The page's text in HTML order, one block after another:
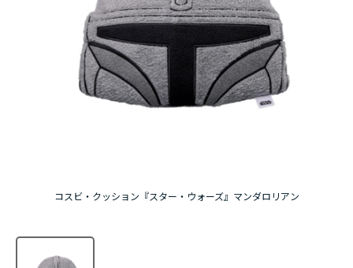
コスビ・クッション『スター・ウォーズ』マンダロリアン